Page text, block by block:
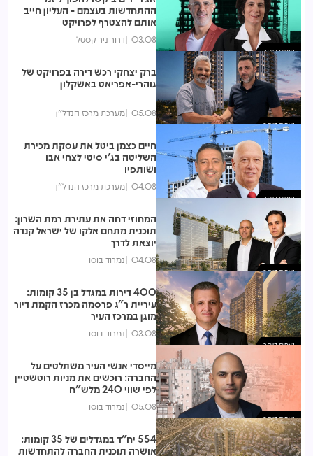
נצפות ביותר
ההתחדשות בעצמם - העליון חייב
אותם להצטרף לפרויקט
03.08 דרור ניר קסטל
נצפות ביותר
ברק יצחקי רכש דירה בפרויקט של
גוהרי-אפריאט באשקלון
05.08 מערכת מרכז הנדל"ן
נצפות ביותר
חיים כצמן ביטל את עסקת מכירת
השליטה בג'י סיטי לצחי אבו
ושותפיו
04.08 מערכת מרכז הנדל"ן
נצפות ביותר
המחוזי דחה את עתירת רמת השרון:
תוכנית מתחם אלקו של ישראל קנדה
יוצאת לדרך
04.08 נמרוד בוסו
נצפות ביותר
400 דירות במגדל בן 35 קומות:
עיריית ר"ג פרסמה מכרז הקמת דיור
מוגן במרכז העיר
03.08 נמרוד בוסו
נצפות ביותר
מייסדי אנשי העיר משתלטים על
החברה: רוכשים את מניות רוטשטיין
לפי שווי 240 מלש"ח
05.08 נמרוד בוסו
554 יח"ד במגדלים של 35 קומות:
אושרה תוכנית החברה להתחדשות